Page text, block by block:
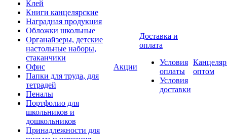
Клей
Книги канцелярские
Наградная продукция
Обложки школьные
Органайзеры, детские
настольные наборы,
стаканчики
Офис
Папки для труда, для
тетрадей
Пеналы
Портфолио для
школьников и
дошкольников
Принадлежности для
Акции
Доставка и
оплата
Условия
оплаты
Условия
доставки
оптом